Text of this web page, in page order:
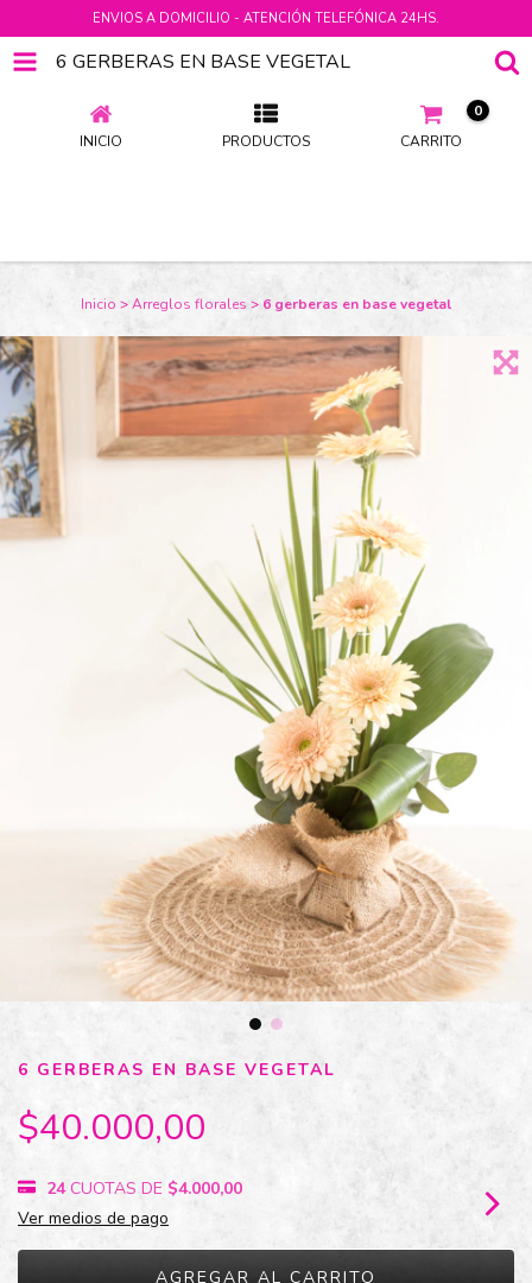
ENVIOS A DOMICILIO - ATENCIÓN TELEFÓNICA 24HS.
6 GERBERAS EN BASE VEGETAL
INICIO PRODUCTOS CARRITO
0
Inicio >Arreglos florales > 6 gerberas en base vegetal
6 GERBERAS EN BASE VEGETAL
$40.000,00
24 CUOTAS DE $4.000,00
Ver medios de pago